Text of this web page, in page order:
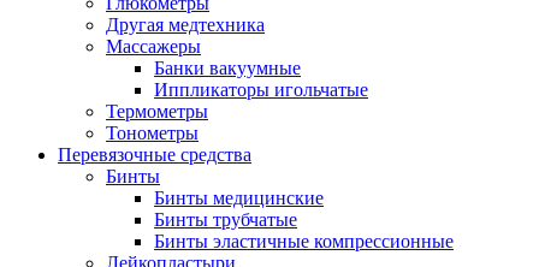
Другая медтехника
Массажеры
Банки вакуумные
Иппликаторы игольчатые
Термометры
Тонометры
Перевязочные средства
Бинты
Бинты медицинские
Бинты трубчатые
Бинты эластичные компрессионные
Лейкопластыри